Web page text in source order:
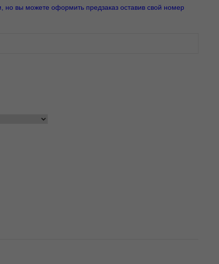
но вы можете оформить предзаказ оставив свой номер